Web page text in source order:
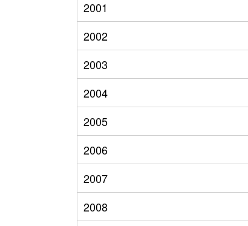
2001
2002
2003
2004
2005
2006
2007
2008